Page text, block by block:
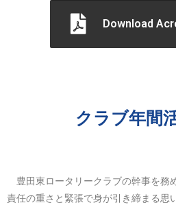
Download
クラブ年間
豊田東ロータリークラブの幹事を務
責任の重さと緊張で身が引き締まる思